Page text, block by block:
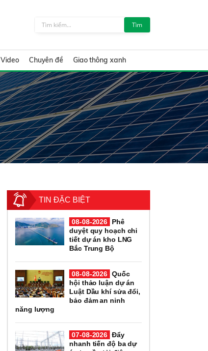
Tìm
Video Chuyên đề Giao thông xanh
TIN ĐẶC BIỆT
08-08-2026
Phê
duyệt quy hoạch chi
tiết dự án kho LNG
Bắc Trung Bộ
08-08-2026 Quốc
hội thảo luận dự án
Luật Dầu khí sửa đổi,
bảo đảm an ninh
năng lượng
07-08-2026 Đẩy
nhanh tiến độ ba dự